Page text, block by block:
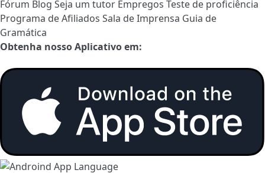
Fórum Blog Seja um tutor Empregos Teste de proficiência
Programa de Afiliados Sala de Imprensa Guia de
Gramática
Obtenha nosso Aplicativo em: